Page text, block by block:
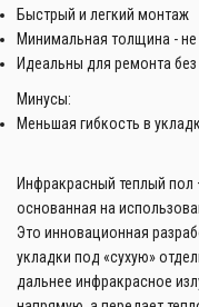
Быстрый и легкий монтаж
Минимальная толщина -
Идеальны для ремонта без
Минусы:
Меньшая гибкость в
Инфракрасный теплый пол
основанная на
Это инновационная
укладки под «сухую»
дальнее инфракрасное